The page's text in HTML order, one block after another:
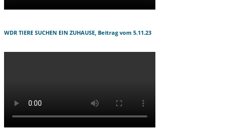
WDR TIERE SUCHEN EIN ZUHAUSE, Beitrag vom 5.11.23